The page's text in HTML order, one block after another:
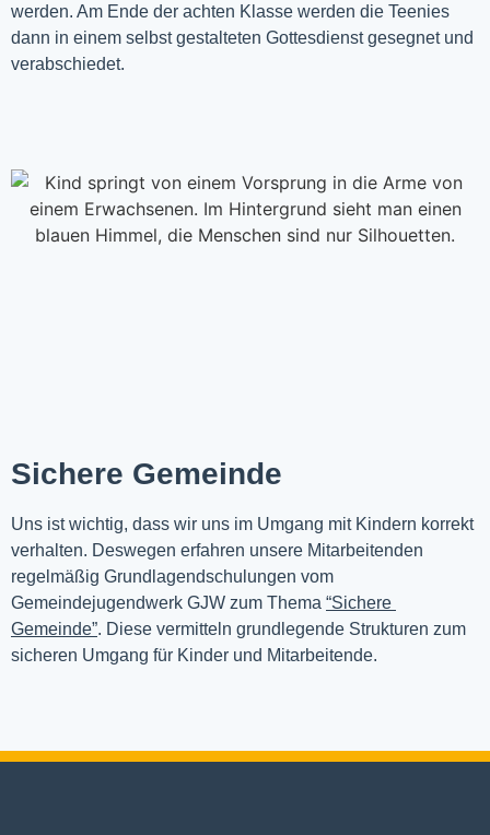
werden. Am Ende der achten Klasse werden die Teenies
dann in einem selbst gestalteten Gottesdienst gesegnet und
verabschiedet.
Sichere Gemeinde
Uns ist wichtig, dass wir uns im Umgang mit Kindern korrekt
verhalten. Deswegen erfahren unsere Mitarbeitenden
regelmäßig Grundlagendschulungen vom
Gemeindejugendwerk GJW zum Thema “Sichere
Gemeinde”. Diese vermitteln grundlegende Strukturen zum
sicheren Umgang für Kinder und Mitarbeitende.